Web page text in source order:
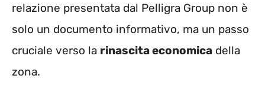
relazione presentata dal Pelligra Group non è
solo un documento informativo, ma un passo
cruciale verso la rinascita economica della
zona.